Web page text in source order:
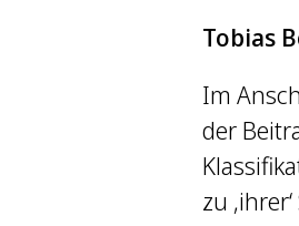
Tobias
Im
der
zu